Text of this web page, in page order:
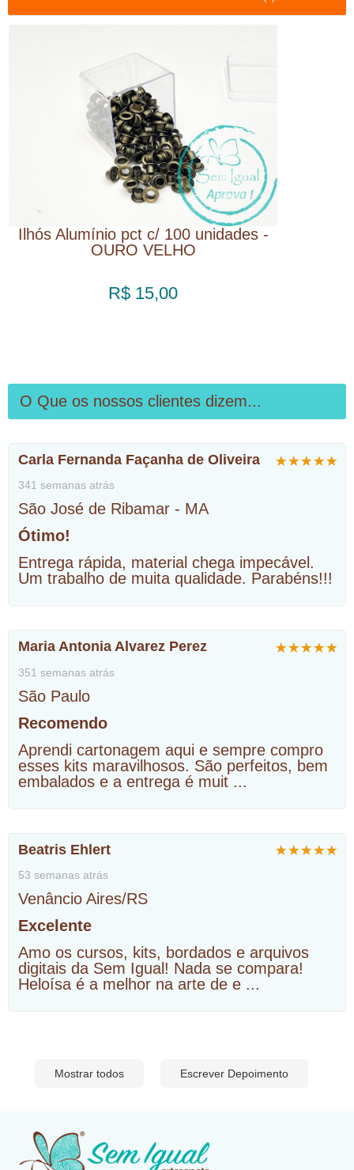
Ilhós Alumínio pct c/ 100 unidades -
OURO VELHO
R$ 15,00
O Que os nossos clientes dizem...
Carla Fernanda Façanha de Oliveira
341 semanas atrás
São José de Ribamar - MA
Ótimo!
Entrega rápida, material chega impecável.
Um trabalho de muita qualidade. Parabéns!!!
Maria Antonia Alvarez Perez
351 semanas atrás
São Paulo
Recomendo
Aprendi cartonagem aqui e sempre compro
esses kits maravilhosos. São perfeitos, bem
embalados e a entrega é muit ...
Beatris Ehlert
53 semanas atrás
Venâncio Aires/RS
Excelente
Amo os cursos, kits, bordados e arquivos
digitais da Sem Igual! Nada se compara!
Heloísa é a melhor na arte de e ...
Mostrar todos Escrever Depoimento